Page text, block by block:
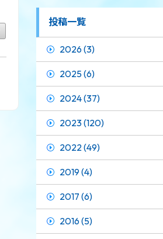
投稿一覧
2026 (3)
2025 (6)
2024 (37)
2023 (120)
2022 (49)
2019 (4)
2017 (6)
2016 (5)